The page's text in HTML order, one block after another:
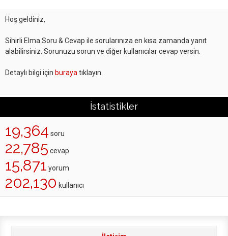
Hoş geldiniz,
Sihirli Elma Soru & Cevap ile sorularınıza en kısa zamanda yanıt
alabilirsiniz. Sorunuzu sorun ve diğer kullanıcılar cevap versin.
Detaylı bilgi için buraya tıklayın.
İstatistikler
19,364 soru
22,785 cevap
15,871 yorum
202,130 kullanıcı